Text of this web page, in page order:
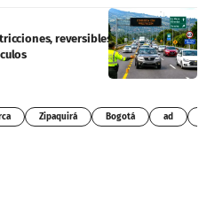
reversibles y pico y placa
Zipaquirá Bogotá ad